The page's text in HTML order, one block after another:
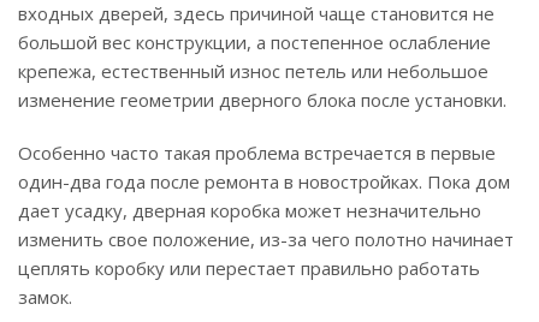
входных дверей, здесь причиной чаще становится не
большой вес конструкции, а постепенное ослабление
крепежа, естественный износ петель или небольшое
изменение геометрии дверного блока после установки.
Особенно часто такая проблема встречается в первые
один-два года после ремонта в новостройках. Пока дом
дает усадку, дверная коробка может незначительно
изменить свое положение, из-за чего полотно начинает
цеплять коробку или перестает правильно работать
замок.